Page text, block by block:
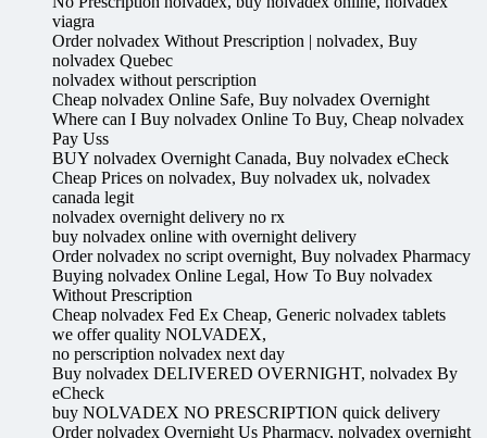
viagra
Order nolvadex Without Prescription | nolvadex, Buy
nolvadex Quebec
nolvadex without perscription
Cheap nolvadex Online Safe, Buy nolvadex Overnight
Where can I Buy nolvadex Online To Buy, Cheap nolvadex
Pay Uss
BUY nolvadex Overnight Canada, Buy nolvadex eCheck
Cheap Prices on nolvadex, Buy nolvadex uk, nolvadex
canada legit
nolvadex overnight delivery no rx
buy nolvadex online with overnight delivery
Order nolvadex no script overnight, Buy nolvadex Pharmacy
Buying nolvadex Online Legal, How To Buy nolvadex
Without Prescription
Cheap nolvadex Fed Ex Cheap, Generic nolvadex tablets
we offer quality NOLVADEX,
no perscription nolvadex next day
Buy nolvadex DELIVERED OVERNIGHT, nolvadex By
eCheck
buy NOLVADEX NO PRESCRIPTION quick delivery
Order nolvadex Overnight Us Pharmacy, nolvadex overnight